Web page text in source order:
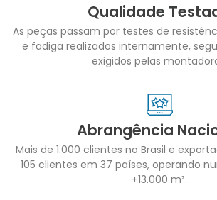
Qualidade
As peças passam por testes de
e fadiga realizados internamente,
exigidos pelas
Abrangência
Mais de 1.000 clientes no Brasil e
105 clientes em 37 países, operando
+13.000 m².